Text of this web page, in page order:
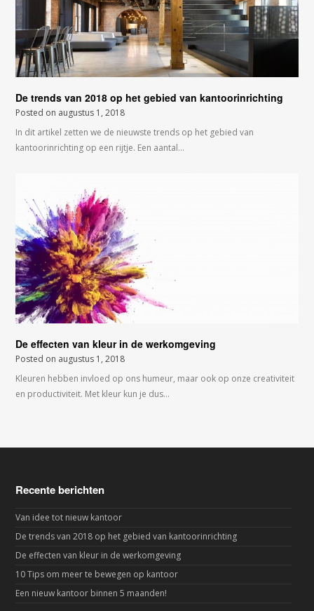
De trends van 2018 op het gebied van kantoorinrichting
Posted on augustus 1, 2018
In dit artikel zetten we de nieuwste trends op het gebied van
kantoorinrichting op een rijtje. Een aantal…
De effecten van kleur in de werkomgeving
Posted on augustus 1, 2018
Kleuren hebben invloed op ons humeur, maar ook op onze creativiteit
en productiviteit. Met kleur kun je dus…
Recente berichten
Van idee tot nieuw kantoor
De trends van 2018 op het gebied van kantoorinrichting
De effecten van kleur in de werkomgeving
10 Tips om meer te bewegen op kantoor
Een nieuw kantoor binnen 5 maanden!